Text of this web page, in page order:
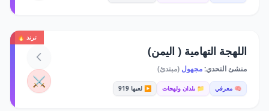
ترند 🔥
اللهجة التهامية ( اليمن)
منشئ التحدي:مجهول (مبتدئ)
🧠 معرفي 📁 بلدان ولهجات ▶️ لعبها 919 ⚔️